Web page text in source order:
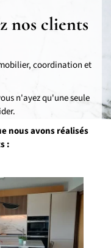
nos clients
coordination et
n'ayez qu'une seule
nous avons réalisés
: